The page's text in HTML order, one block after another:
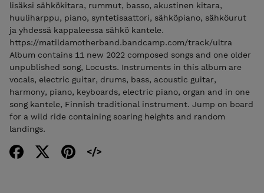
lisäksi sähkökitara, rummut, basso, akustinen kitara,
huuliharppu, piano, syntetisaattori, sähköpiano, sähköurut
ja yhdessä kappaleessa sähkö kantele.
https://matildamotherband.bandcamp.com/track/ultra
Album contains 11 new 2022 composed songs and one older
unpublished song, Locusts. Instruments in this album are
vocals, electric guitar, drums, bass, acoustic guitar,
harmony, piano, keyboards, electric piano, organ and in one
song kantele, Finnish traditional instrument. Jump on board
for a wild ride containing soaring heights and random
landings.